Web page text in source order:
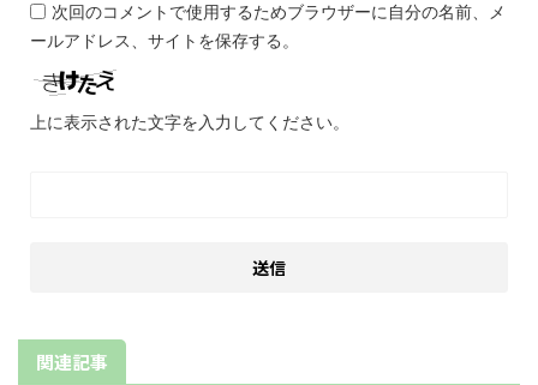
次回のコメントで使用するためブラウザーに自分の名前、メ
ールアドレス、サイトを保存する。
上に表示された文字を入力してください。
関連記事